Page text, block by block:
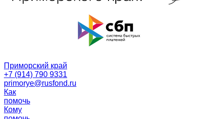
Приморский край
+7 (914) 790 9331
primorye@rusfond.ru
Как
помочь
Кому